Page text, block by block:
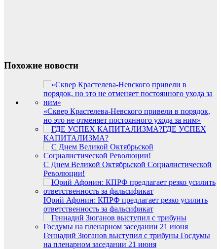
Похожие новости
«Сквер Крастелева-Невского привели в порядок,
но это не отменяет постоянного ухода за ним»
ГДЕ УСПЕХ
КАПИТАЛИЗМА?
С Днем Великой Октябрьской Социалистической
Революции!
Юрий Афонин: КПРФ предлагает резко усилить
ответственность за фальсификат
Геннадий Зюганов выступил с трибуны Госдумы
на пленарном заседании 21 июня